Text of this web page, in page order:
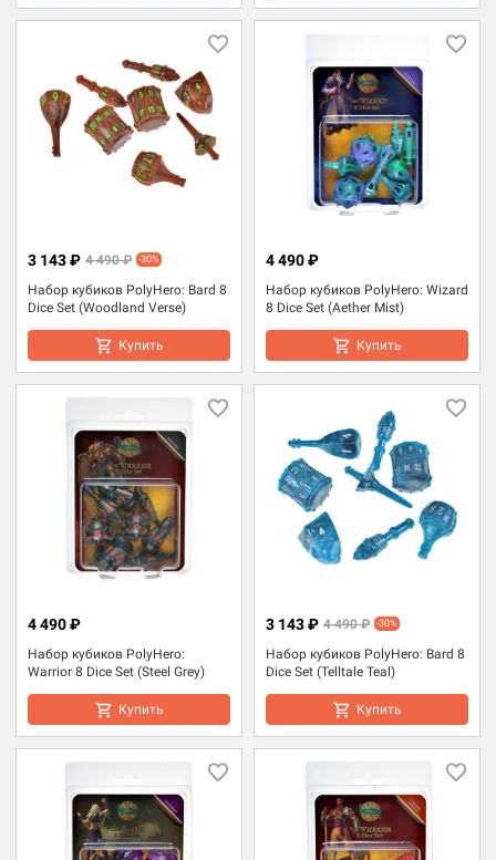
Набор кубиков PolyHero: Bard 8
Dice Set (Woodland Verse)
3 143 ₽ 4 490 ₽ -30%
Купить
Набор кубиков PolyHero: Wizard
8 Dice Set (Aether Mist)
4 490 ₽
Купить
Набор кубиков PolyHero:
Warrior 8 Dice Set (Steel Grey)
4 490 ₽
Купить
Набор кубиков PolyHero: Bard 8
Dice Set (Telltale Teal)
3 143 ₽ 4 490 ₽ -30%
Купить